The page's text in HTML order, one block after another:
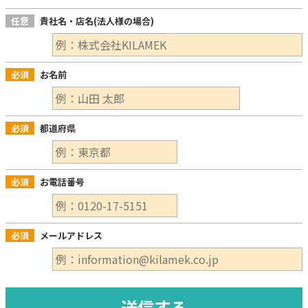
任意 貴社名・店名(法人様の場合)
必須 お名前
必須 都道府県
必須 お電話番号
必須 メールアドレス